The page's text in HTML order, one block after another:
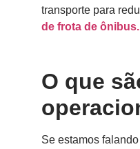
transporte para
de frota de ônibus.
O que
Se estamos